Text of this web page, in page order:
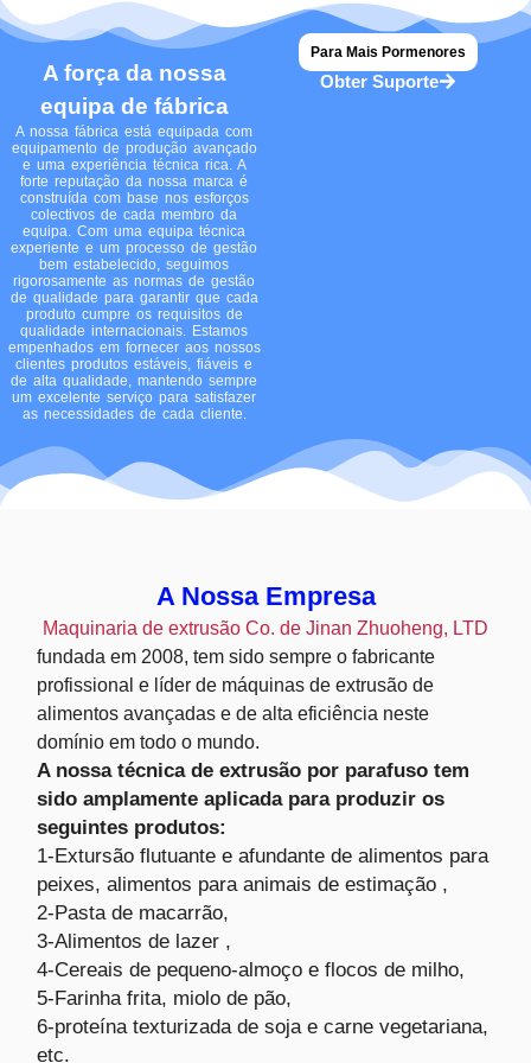
o
k
r
e
t
e
r
r
a
m
A força da nossa
equipa de fábrica
A nossa fábrica está equipada com
equipamento de produção avançado
e uma experiência técnica rica. A
forte reputação da nossa marca é
construída com base nos esforços
colectivos de cada membro da
equipa. Com uma equipa técnica
experiente e um processo de gestão
bem estabelecido, seguimos
rigorosamente as normas de gestão
de qualidade para garantir que cada
produto cumpre os requisitos de
qualidade internacionais. Estamos
empenhados em fornecer aos nossos
clientes produtos estáveis, fiáveis e
de alta qualidade, mantendo sempre
um excelente serviço para satisfazer
as necessidades de cada cliente.
Para Mais Pormenores
Obter Suporte
A Nossa Empresa
Maquinaria de extrusão Co. de Jinan Zhuoheng, LTD
fundada em 2008, tem sido sempre o fabricante
profissional e líder de máquinas de extrusão de
alimentos avançadas e de alta eficiência neste
domínio em todo o mundo.
A nossa técnica de extrusão por parafuso tem
sido amplamente aplicada para produzir os
seguintes produtos:
1-Extursão flutuante e afundante de alimentos para
peixes, alimentos para animais de estimação ,
2-Pasta de macarrão,
3-Alimentos de lazer ,
4-Cereais de pequeno-almoço e flocos de milho,
5-Farinha frita, miolo de pão,
6-proteína texturizada de soja e carne vegetariana,
etc.